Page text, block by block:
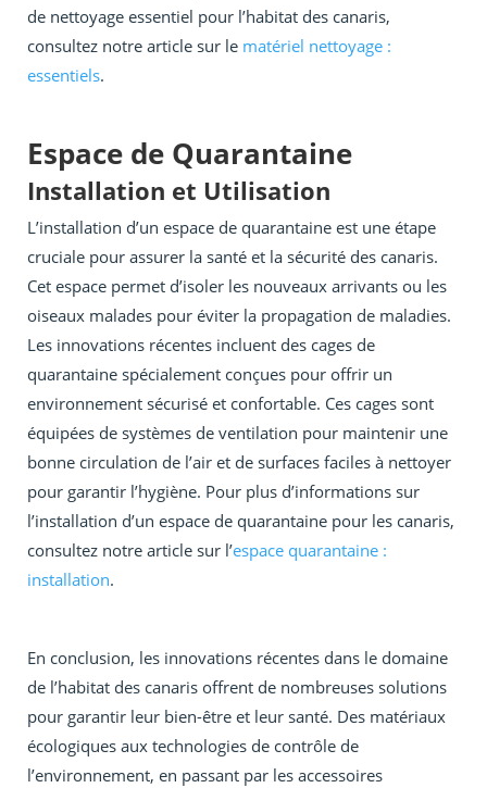
de nettoyage essentiel pour l’habitat des canaris,
consultez notre article sur le matériel nettoyage :
essentiels.
Espace de Quarantaine
Installation et Utilisation
L’installation d’un espace de quarantaine est une étape
cruciale pour assurer la santé et la sécurité des canaris.
Cet espace permet d’isoler les nouveaux arrivants ou les
oiseaux malades pour éviter la propagation de maladies.
Les innovations récentes incluent des cages de
quarantaine spécialement conçues pour offrir un
environnement sécurisé et confortable. Ces cages sont
équipées de systèmes de ventilation pour maintenir une
bonne circulation de l’air et de surfaces faciles à nettoyer
pour garantir l’hygiène. Pour plus d’informations sur
l’installation d’un espace de quarantaine pour les canaris,
consultez notre article sur l’espace quarantaine :
installation.
En conclusion, les innovations récentes dans le domaine
de l’habitat des canaris offrent de nombreuses solutions
pour garantir leur bien-être et leur santé. Des matériaux
écologiques aux technologies de contrôle de
l’environnement, en passant par les accessoires